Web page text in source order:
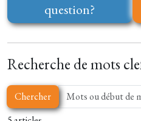
question?
Recherche de mots
Chercher